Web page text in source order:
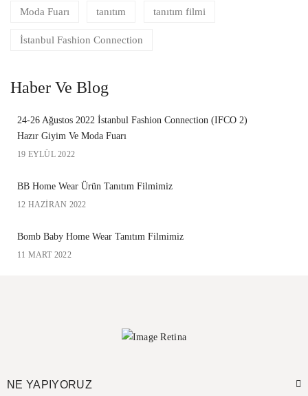
Moda Fuarı tanıtım tanıtım filmi
İstanbul Fashion Connection
Haber Ve Blog
24-26 Ağustos 2022 İstanbul Fashion Connection (IFCO 2)
Hazır Giyim Ve Moda Fuarı
19 EYLÜL 2022
BB Home Wear Ürün Tanıtım Filmimiz
12 HAZIRAN 2022
Bomb Baby Home Wear Tanıtım Filmimiz
11 MART 2022
NE YAPIYORUZ